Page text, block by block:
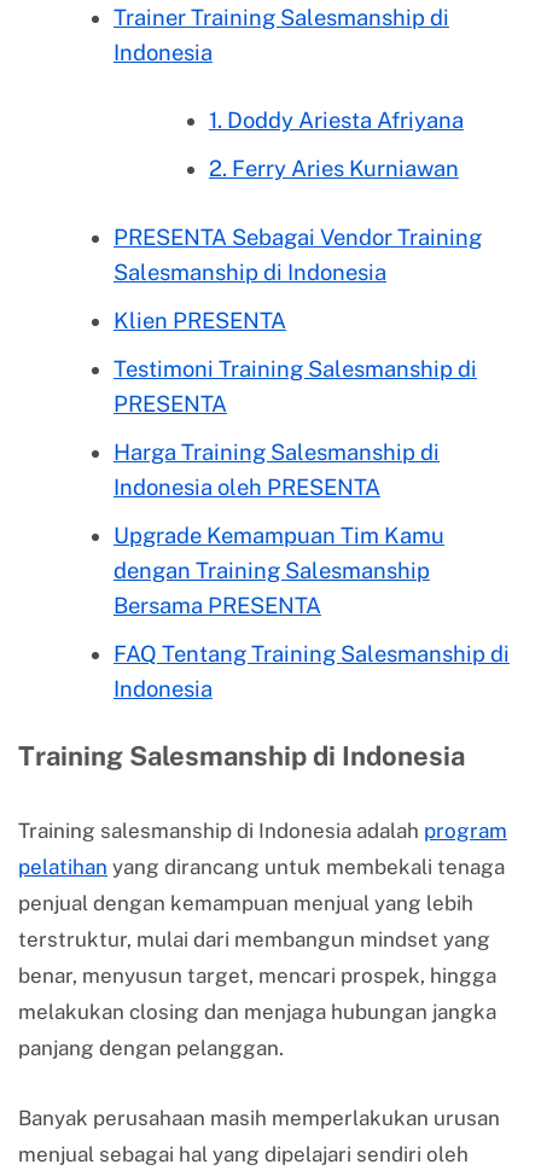
Trainer Training Salesmanship di
Indonesia
1. Doddy Ariesta Afriyana
2. Ferry Aries Kurniawan
PRESENTA Sebagai Vendor Training
Salesmanship di Indonesia
Klien PRESENTA
Testimoni Training Salesmanship di
PRESENTA
Harga Training Salesmanship di
Indonesia oleh PRESENTA
Upgrade Kemampuan Tim Kamu
dengan Training Salesmanship
Bersama PRESENTA
FAQ Tentang Training Salesmanship di
Indonesia
Training Salesmanship di Indonesia
Training salesmanship di Indonesia adalah program
pelatihan yang dirancang untuk membekali tenaga
penjual dengan kemampuan menjual yang lebih
terstruktur, mulai dari membangun mindset yang
benar, menyusun target, mencari prospek, hingga
melakukan closing dan menjaga hubungan jangka
panjang dengan pelanggan.
Banyak perusahaan masih memperlakukan urusan
menjual sebagai hal yang dipelajari sendiri oleh